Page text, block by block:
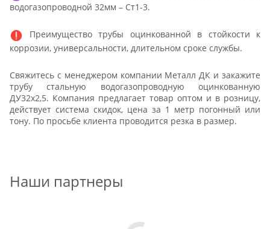
водогазопроводной 32мм – Ст1-3.
Преимущество трубы оцинкованной в стойкости к
коррозии, универсальности, длительном сроке службы.
Свяжитесь с менеджером компании Металл ДК и закажите
трубу стальную водогазопроводную оцинкованную
ДУ32х2,5. Компания предлагает товар оптом и в розницу,
действует система скидок, цена за 1 метр погонный или
тону. По просьбе клиента проводится резка в размер.
Наши партнеры